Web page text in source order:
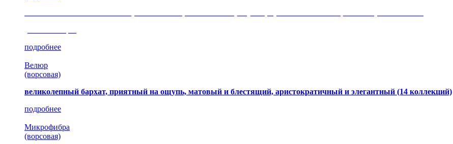
подробнее
Велюр
(ворсовая)
великолепный бархат, приятный на ощупь, матовый и блестящий, аристократичный и элегантный (14 коллекций)
подробнее
Микрофибра
(ворсовая)